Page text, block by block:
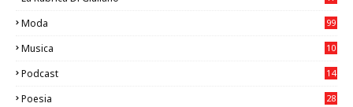
Moda 99
Musica
10
Podcast 14
Poesia 28